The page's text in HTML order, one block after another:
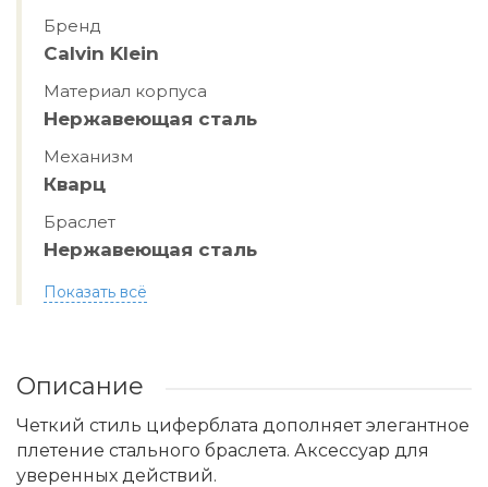
Бренд
Calvin Klein
Материал корпуса
Hержавеющая сталь
Механизм
Кварц
Браслет
Hержавеющая сталь
Показать всё
Описание
Четкий стиль циферблата дополняет элегантное
плетение стального браслета. Аксессуар для
уверенных действий.